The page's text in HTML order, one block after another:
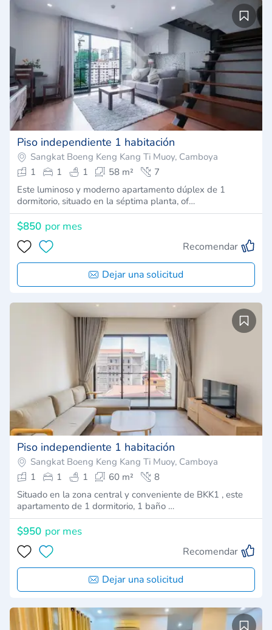
Piso independiente 1 habitación
Sangkat Boeng Keng Kang Ti Muoy, Camboya
1
1 1 58 m²
7
Este luminoso y moderno apartamento dúplex de 1
dormitorio, situado en la séptima planta, of…
$850 por mes
Recomendar
Dejar una solicitud
Piso independiente 1 habitación
Sangkat Boeng Keng Kang Ti Muoy, Camboya
1
1 1 60 m²
8
Situado en la zona central y conveniente de BKK1 , este
apartamento de 1 dormitorio, 1 baño …
$950 por mes
Recomendar
Dejar una solicitud